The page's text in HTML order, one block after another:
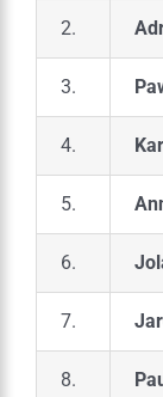
2.
3.
4.
5.
6.
7.
8.